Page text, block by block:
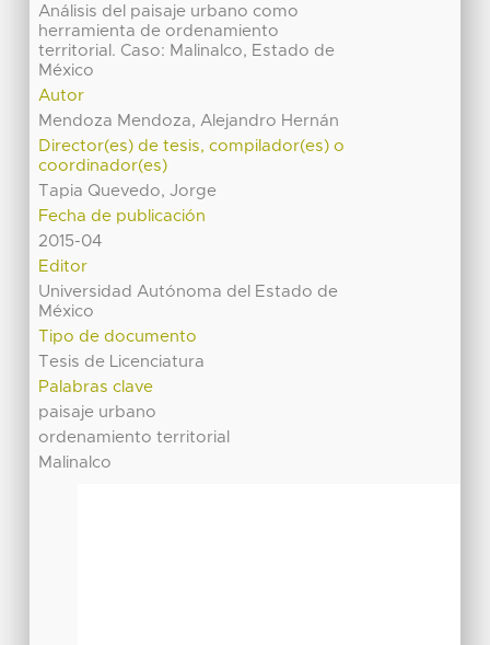
Análisis del paisaje urbano como
herramienta de ordenamiento
territorial. Caso: Malinalco, Estado de
México
Autor
Mendoza Mendoza, Alejandro Hernán
Director(es) de tesis, compilador(es) o
coordinador(es)
Tapia Quevedo, Jorge
Fecha de publicación
2015-04
Editor
Universidad Autónoma del Estado de
México
Tipo de documento
Tesis de Licenciatura
Palabras clave
paisaje urbano
ordenamiento territorial
Malinalco